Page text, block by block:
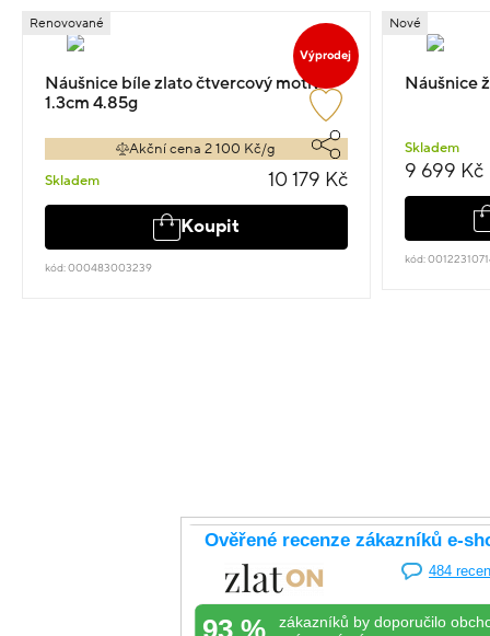
Výprodej
Renovované
Náušnice bíle zlato čtvercový motiv
1.3cm 4.85g
Akční cena 2 100 Kč/g
Skladem 10 179 Kč
Koupit
kód: 000483003239
Nové
Náušnice
Skladem
9 699 Kč
kód: